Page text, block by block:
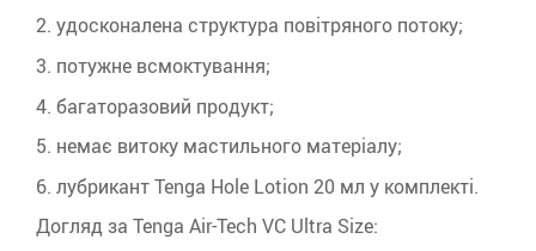
2. удосконалена структура повітряного потоку;
3. потужне всмоктування;
4. багаторазовий продукт;
5. немає витоку мастильного матеріалу;
6. лубрикант Tenga Hole Lotion 20 мл у комплекті.
Догляд за Tenga Air-Tech VC Ultra Size: